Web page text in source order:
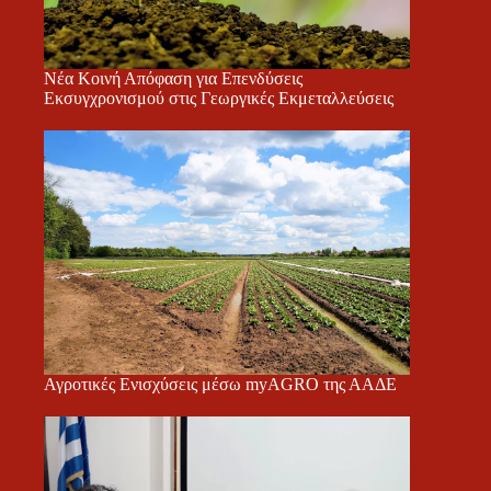
Νέα Κοινή Απόφαση για Επενδύσεις
Εκσυγχρονισμού στις Γεωργικές Εκμεταλλεύσεις
Αγροτικές Ενισχύσεις μέσω myAGRO της ΑΑΔΕ